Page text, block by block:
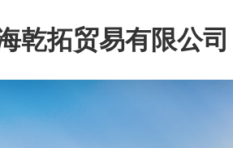
乾拓贸易有限公司